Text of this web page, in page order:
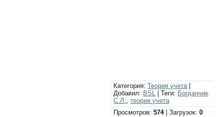
Категория:Теория учета|
Добавил: BSL |Теги: Богданчик
С.Л.,теория учета
Просмотров:574|Загрузок:0